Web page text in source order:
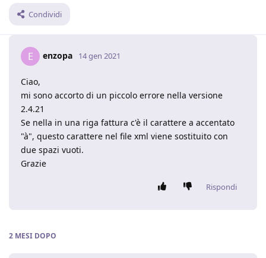
Condividi
E enzopa 14 gen 2021
Ciao,
mi sono accorto di un piccolo errore nella versione
2.4.21
Se nella in una riga fattura c'è il carattere a accentato
"à", questo carattere nel file xml viene sostituito con
due spazi vuoti.
Grazie
Rispondi
2 MESI DOPO